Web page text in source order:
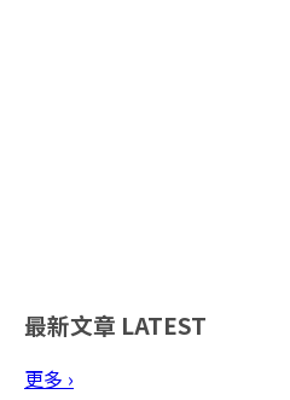
最新文章 LATEST
更多 ›